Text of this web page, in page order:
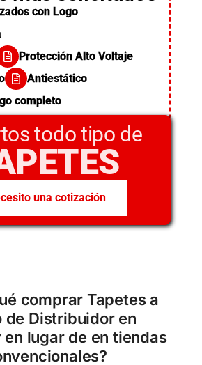
con Logo
Protección Alto Voltaje
Antiestático
completo
todo tipo de
una cotización
comprar Tapetes a
de Distribuidor en
lugar de en tiendas